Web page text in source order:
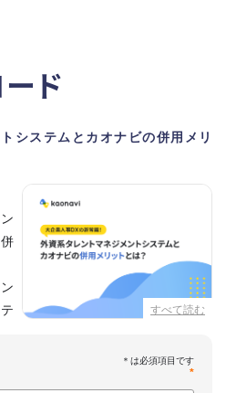
ド
システムとカオナビの併用メリ
すべて読む
*